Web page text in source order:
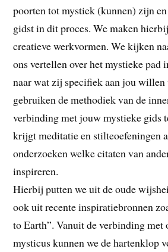
poorten tot mystiek (kunnen) zijn
gidst in dit proces. We maken
creatieve werkvormen. We kijken
ons vertellen over het mystieke pad
naar wat zij specifiek aan jou willen
gebruiken de methodiek van de
verbinding met jouw mystieke gids
krijgt meditatie en stilteoefeningen
onderzoeken welke citaten van
inspireren.
Hierbij putten we uit de oude
ook uit recente inspiratiebronnen
to Earth”. Vanuit de verbinding
mysticus kunnen we de hartenklop